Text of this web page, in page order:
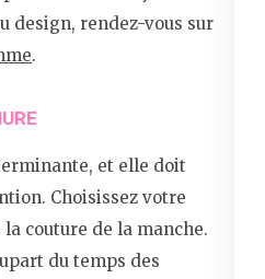
design, rendez-vous sur
.
et elle doit
Choisissez votre
couture de la manche.
du temps des